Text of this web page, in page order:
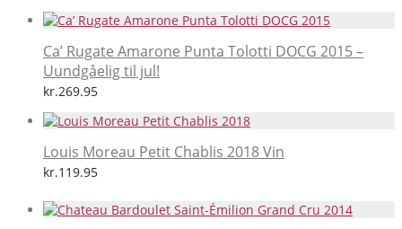
Ca’ Rugate Amarone Punta Tolotti DOCG 2015 –
Uundgåelig til jul!
kr.269.95
Louis Moreau Petit Chablis 2018 Vin
kr.119.95